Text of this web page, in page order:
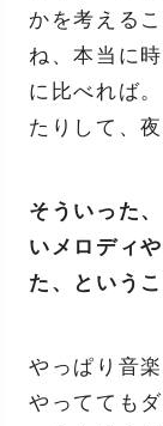
かを考える
ね、本当に
に比べれば
たりして、
そういった
いメロディ
た、という
やっぱり音
やってても